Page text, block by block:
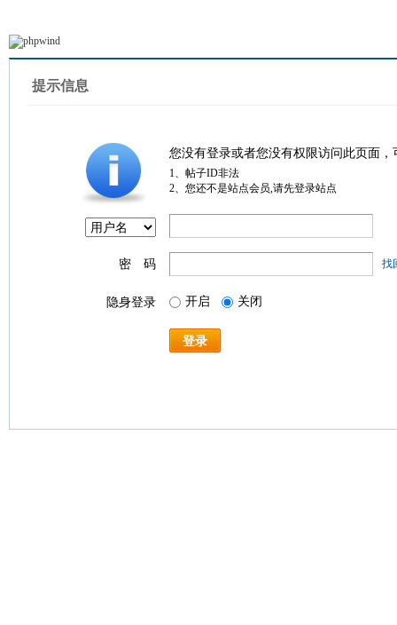
提示信息
您没有登录或者您没有权限访问此页面
1、帖子ID非法
2、您还不是站点会员,请先登录站点
密 码 找
隐身登录 开启 关闭
登录